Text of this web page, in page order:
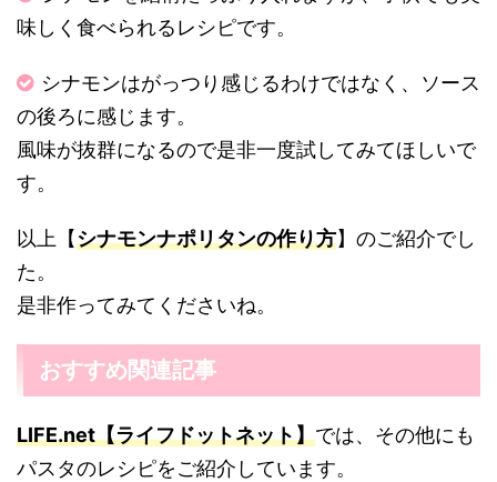
味しく食べられるレシピです。
シナモンはがっつり感じるわけではなく、ソース
の後ろに感じます。
風味が抜群になるので是非一度試してみてほしいで
す。
以上【シナモンナポリタンの作り方】のご紹介でし
た。
是非作ってみてくださいね。
おすすめ関連記事
LIFE.net【ライフドットネット】では、その他にも
パスタのレシピをご紹介しています。